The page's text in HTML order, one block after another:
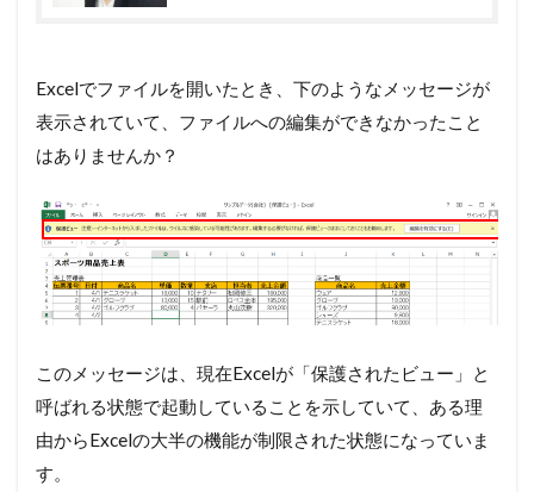
Excelでファイルを開いたとき、下のようなメッセージが
表示されていて、ファイルへの編集ができなかったこと
はありませんか？
このメッセージは、現在Excelが「保護されたビュー」と
呼ばれる状態で起動していることを示していて、ある理
由からExcelの大半の機能が制限された状態になっていま
す。